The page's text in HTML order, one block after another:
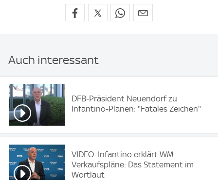
Auch interessant
DFB-Präsident Neuendorf zu
Infantino-Plänen: "Fatales Zeichen"
VIDEO: Infantino erklärt WM-
Verkaufspläne: Das Statement im
Wortlaut